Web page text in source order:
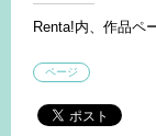
Renta!内、作品ペ
ページ